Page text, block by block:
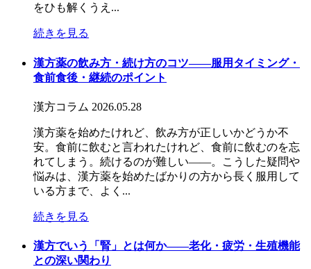
をひも解くうえ...
続きを見る
漢方薬の飲み方・続け方のコツ――服用タイミング・
食前食後・継続のポイント
漢方コラム 2026.05.28
漢方薬を始めたけれど、飲み方が正しいかどうか不
安。食前に飲むと言われたけれど、食前に飲むのを忘
れてしまう。続けるのが難しい——。こうした疑問や
悩みは、漢方薬を始めたばかりの方から長く服用して
いる方まで、よく...
続きを見る
漢方でいう「腎」とは何か――老化・疲労・生殖機能
との深い関わり